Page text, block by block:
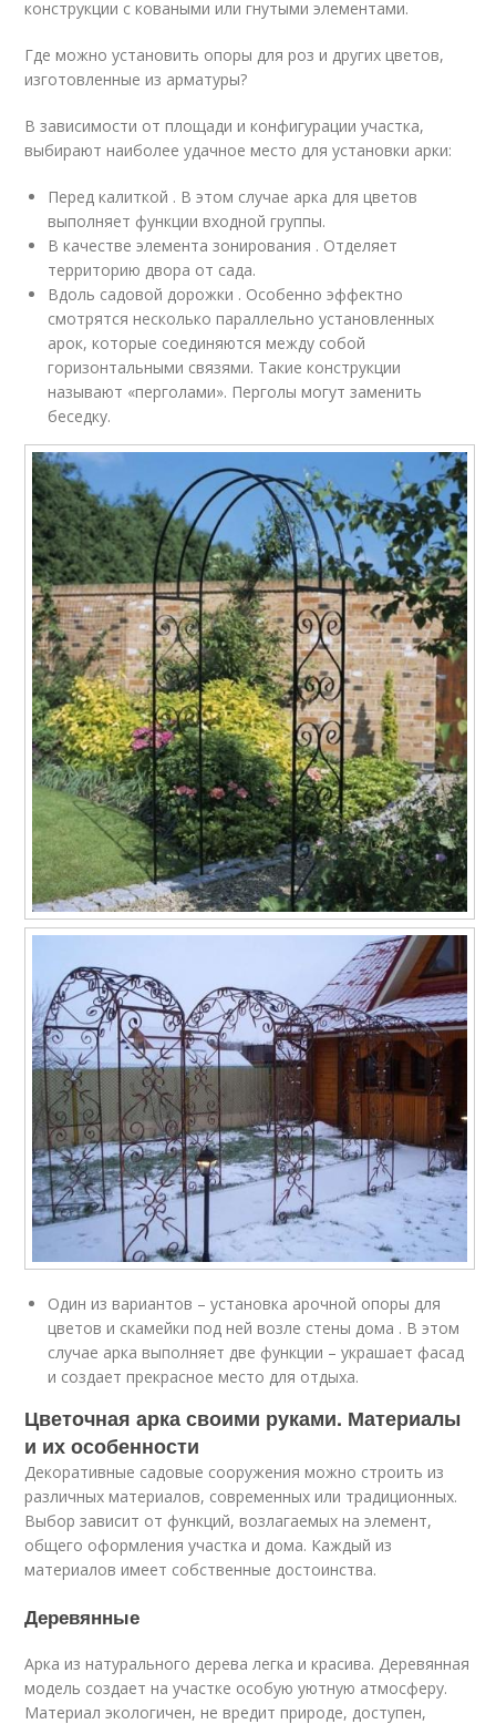
конструкции с коваными или гнутыми элементами.
Где можно установить опоры для роз и других цветов,
изготовленные из арматуры?
В зависимости от площади и конфигурации участка,
выбирают наиболее удачное место для установки арки:
Перед калиткой . В этом случае арка для цветов
выполняет функции входной группы.
В качестве элемента зонирования . Отделяет
территорию двора от сада.
Вдоль садовой дорожки . Особенно эффектно
смотрятся несколько параллельно установленных
арок, которые соединяются между собой
горизонтальными связями. Такие конструкции
называют «перголами». Перголы могут заменить
беседку.
Один из вариантов – установка арочной опоры для
цветов и скамейки под ней возле стены дома . В этом
случае арка выполняет две функции – украшает фасад
и создает прекрасное место для отдыха.
Цветочная арка своими руками. Материалы
и их особенности
Декоративные садовые сооружения можно строить из
различных материалов, современных или традиционных.
Выбор зависит от функций, возлагаемых на элемент,
общего оформления участка и дома. Каждый из
материалов имеет собственные достоинства.
Деревянные
Арка из натурального дерева легка и красива. Деревянная
модель создает на участке особую уютную атмосферу.
Материал экологичен, не вредит природе, доступен,